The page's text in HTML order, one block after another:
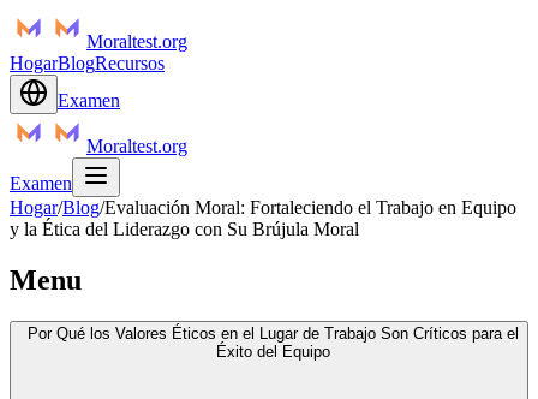
Moraltest.org
HogarBlogRecursos
Examen
Moraltest.org
Examen
Hogar/Blog/Evaluación Moral: Fortaleciendo el Trabajo en Equipo
y la Ética del Liderazgo con Su Brújula Moral
Menu
Por Qué los Valores Éticos en el Lugar de Trabajo Son Críticos para el
Éxito del Equipo